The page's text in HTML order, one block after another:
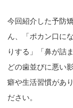
今回紹介した予防
ん、「ポカン口に
りする」「鼻が詰
どの歯並びに悪い
癖や生活習慣があ
ださい。